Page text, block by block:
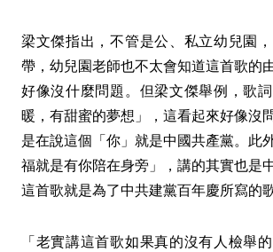
梁文傑指出，不管是公、私立幼兒園
帶，幼兒園老師也不太會知道這首歌的
好像沒什麼問題。但梁文傑舉例，歌
暖，有甜蜜的夢想」，這看起來好像沒
是在說這個「你」就是中國共產黨。此
福就是有你陪在身旁」，講的其實也是
這首歌就是為了中共建黨百年慶所寫的歌
「老實講這首歌如果真的沒有人檢舉